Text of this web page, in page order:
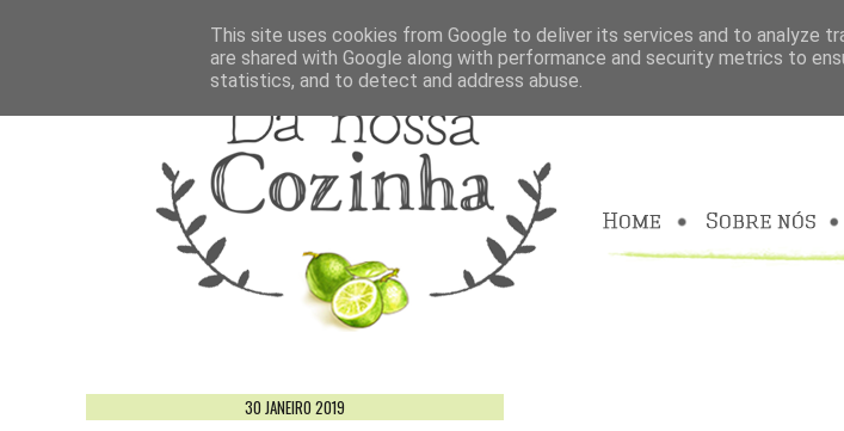
30 JANEIRO 2019
This site uses cookies from Google to deliver its services and to analyze
are shared with Google along with performance and security metrics to
statistics, and to detect and address abuse.